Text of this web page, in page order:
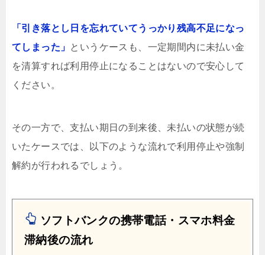
「引き落とし日を忘れていてうっかり残高不足になっ
てしまった」 というケースも、一定期間内に未払い金
を清算すれば利用停止になることはないので安心して
ください。
その一方で、支払い期日の到来後、未払いの状態が続
いたケースでは、以下のような流れで利用停止や強制
解約が行われるでしょう。
ソフトバンクの携帯電話・スマホ料金
滞納後の流れ